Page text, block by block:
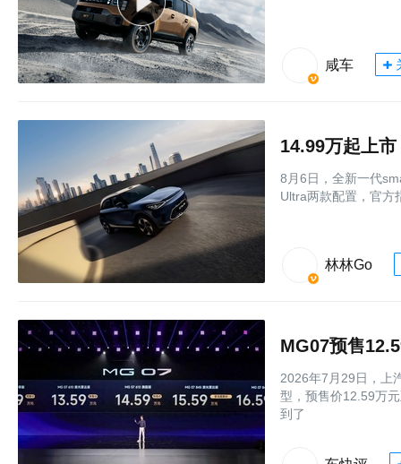
咸车
8月6日，全新一代
Ultra两款配置，官方
林林Go
MG07预售
2026年7月29日，上
型，预售价12.59万
到了